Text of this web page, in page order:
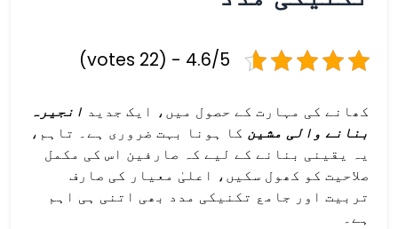
4.6/5 - (22 votes)
کھانے کی مہارت کے حصول میں، ایک جدید انجیرہ
بنانے والی مشین کا ہونا بہت ضروری ہے۔ تاہم،
یہ یقینی بنانے کے لیے کہ صارفین اس کی مکمل
صلاحیت کو کھول سکیں، اعلیٰ معیار کی صارف
تربیت اور جامع تکنیکی مدد بھی اتنی ہی اہم
ہے۔